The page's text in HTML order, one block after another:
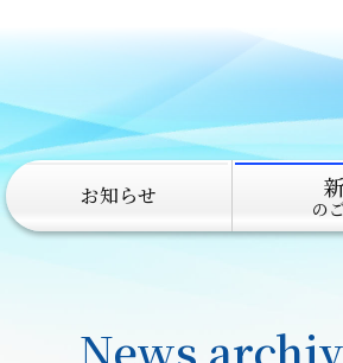
お知らせ の
News